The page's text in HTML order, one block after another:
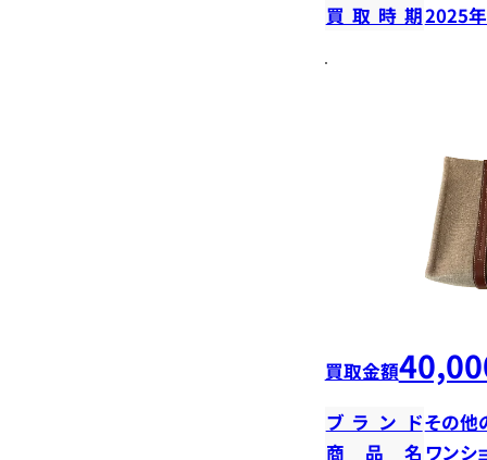
買取時期2025
買取金額
ブランドその他
商品名 ワンシ